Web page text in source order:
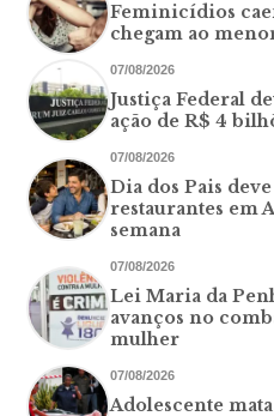
Feminicídios
chegam ao
07/08/2026
Justiça Federal
ação de R$ 4
07/08/2026
Dia dos Pais
restaurantes em
semana
07/08/2026
Lei Maria da
avanços no
mulher
07/08/2026
Adolescente